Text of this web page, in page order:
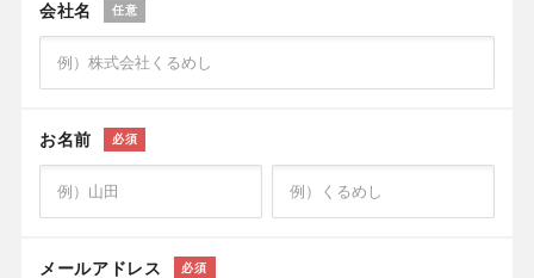
会社名 任意
お名前 必須
メールアドレス 必須